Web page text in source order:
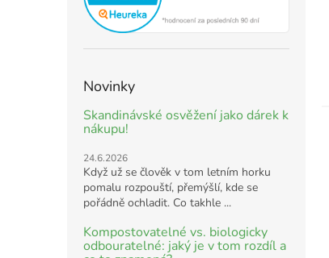
Novinky
Skandinávské osvěžení jako dárek k
nákupu!
24.6.2026
Když už se člověk v tom letním horku
pomalu rozpouští, přemýšlí, kde se
pořádně ochladit. Co takhle ...
Kompostovatelné vs. biologicky
odbouratelné: jaký je v tom rozdíl a